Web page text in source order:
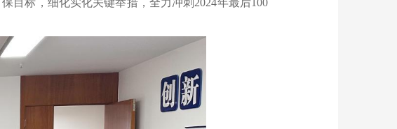
目标，细化实化关键举措，全力冲刺2024年最后100